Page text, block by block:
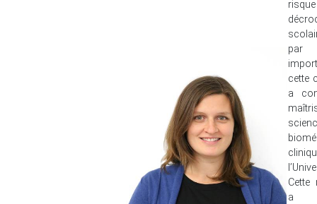
par
cette
a
Cette
a